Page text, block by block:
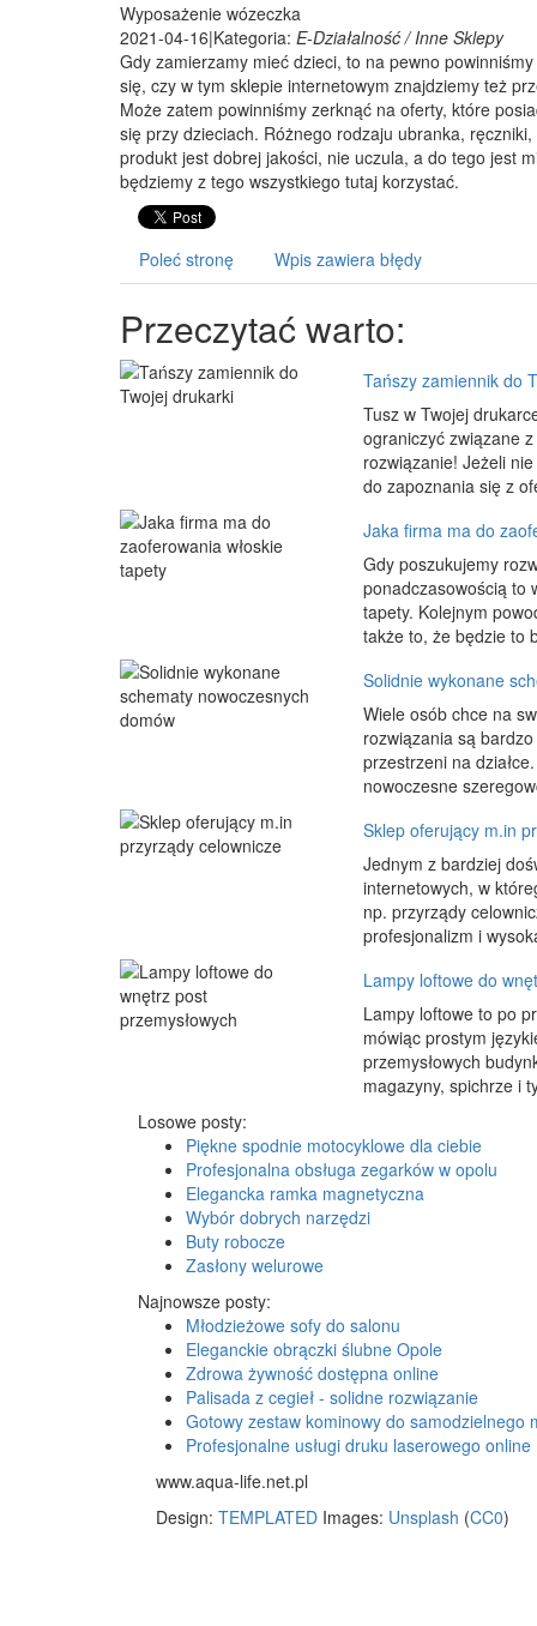
Wyposażenie wózeczka
2021-04-16|Kategoria: E-Działalność / Inne Sklepy
Gdy zamierzamy mieć dzieci, to na pewno
się, czy w tym sklepie internetowym znajdziemy też
Może zatem powinniśmy zerknąć na oferty, które
się przy dzieciach. Różnego rodzaju ubranka,
produkt jest dobrej jakości, nie uczula, a do tego jest
będziemy z tego wszystkiego tutaj korzystać.
Poleć stronę Wpis zawiera błędy
Przeczytać warto:
Tańszy zamiennik do
Tusz w Twojej
ograniczyć związane
rozwiązanie! Jeżeli
do zapoznania się z
Jaka firma ma do
Gdy poszukujemy
ponadczasowością to
tapety. Kolejnym
także to, że będzie to
Solidnie wykonane
Wiele osób chce na
rozwiązania są
przestrzeni na
nowoczesne
Sklep oferujący m.in
Jednym z bardziej
internetowych, w
np. przyrządy
profesjonalizm i
Lampy loftowe do
Lampy loftowe to po
mówiąc prostym
przemysłowych
magazyny, spichrze i
Losowe posty:
Piękne spodnie motocyklowe dla ciebie
Profesjonalna obsługa zegarków w opolu
Elegancka ramka magnetyczna
Wybór dobrych narzędzi
Buty robocze
Zasłony welurowe
Najnowsze posty:
Młodzieżowe sofy do salonu
Eleganckie obrączki ślubne Opole
Zdrowa żywność dostępna online
Palisada z cegieł - solidne rozwiązanie
Gotowy zestaw kominowy do samodzielnego
Profesjonalne usługi druku laserowego online
www.aqua-life.net.pl
Design: TEMPLATED Images: Unsplash (CC0)